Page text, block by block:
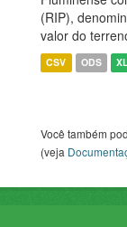
(RIP),
valor do
CSV ODS
Você também
(veja